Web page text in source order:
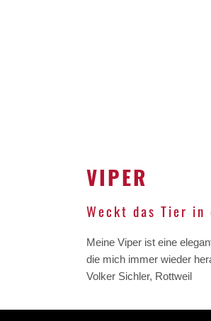
VIPER
Weckt das Tier in
Meine Viper ist eine
die mich immer wieder
Volker Sichler, Rottweil